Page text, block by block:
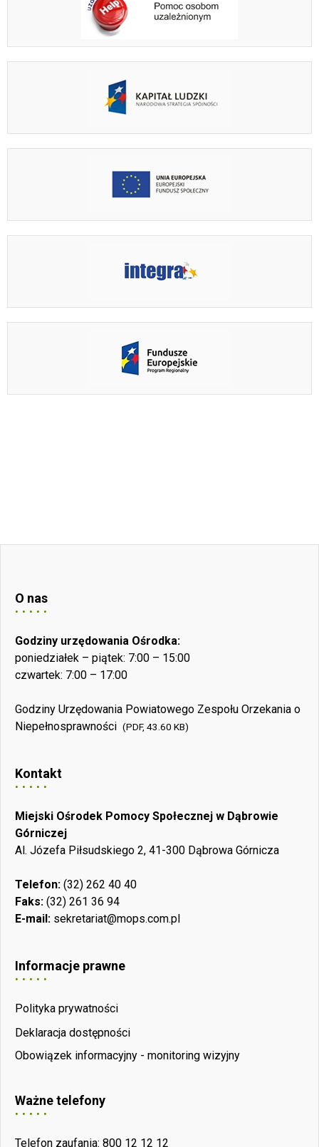
O nas
Godziny urzędowania Ośrodka:
poniedziałek – piątek: 7:00 – 15:00
czwartek: 7:00 – 17:00
Godziny Urzędowania Powiatowego Zespołu Orzekania o
Niepełnosprawności (PDF, 43.60 KB)
Kontakt
Miejski Ośrodek Pomocy Społecznej w Dąbrowie
Górniczej
Al. Józefa Piłsudskiego 2, 41-300 Dąbrowa Górnicza
Telefon: (32) 262 40 40
Faks: (32) 261 36 94
E-mail: sekretariat@mops.com.pl
Informacje prawne
Polityka prywatności
Deklaracja dostępności
Obowiązek informacyjny - monitoring wizyjny
Ważne telefony
Telefon zaufania: 800 12 12 12